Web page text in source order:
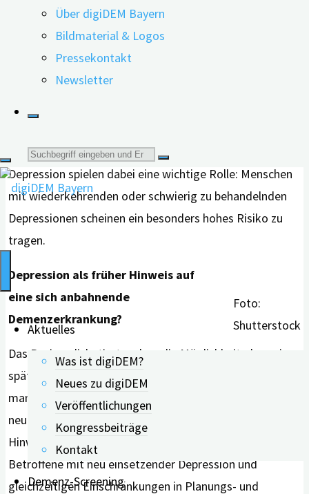
Über digiDEM Bayern
Bildmaterial & Logos
Pressekontakt
Newsletter
Suche
nach:
Aktuelles
Was ist digiDEM?
Neues zu digiDEM
Veröffentlichungen
Kongressbeiträge
Kontakt
Demenz-Screening
Eines der zentralen Ergebnisse: Depression im Alter ist
ein unabhängiger Risikofaktor für die Entstehung einer
Demenz. Eine Analyse von 23 Kohortenstudien zeigte,
dass Betroffene mit Altersdepression ein um 85 %
erhöhtes Risiko haben, an einer Demenz zu erkranken.
der vaskulären Demenz. Schweregrad und Dauer der
Depression spielen dabei eine wichtige Rolle: Menschen
mit wiederkehrenden oder schwierig zu behandelnden
Depressionen scheinen ein besonders hohes Risiko zu
tragen.
Foto:
Shutterstock
Depression als früher Hinweis auf
eine sich anbahnende
Demenzerkrankung?
Das Review diskutiert zudem die Möglichkeit, dass eine
spät im Leben erstmals auftretende Depression in
manchen Fällen ein frühes Symptom einer beginnenden
neurologischen Veränderung darstellen könnte.
Hinweise darauf liefern Studien, die zeigen, dass
Betroffene mit neu einsetzender Depression und
gleichzeitigen Einschränkungen in Planungs- und